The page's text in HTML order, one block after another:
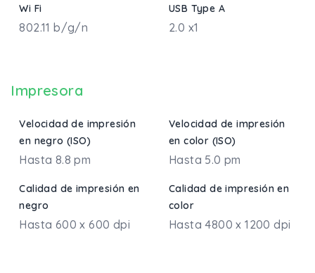
Wi Fi
802.11 b/g/n
USB Type A
2.0 x1
Impresora
Velocidad de impresión
en negro (ISO)
Hasta 8.8 pm
Velocidad de impresión
en color (ISO)
Hasta 5.0 pm
Calidad de impresión en
negro
Hasta 600 x 600 dpi
Calidad de impresión en
color
Hasta 4800 x 1200 dpi